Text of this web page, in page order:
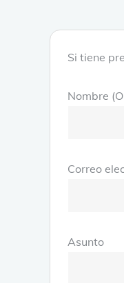
Si tiene
Nombre
Correo
Asunto